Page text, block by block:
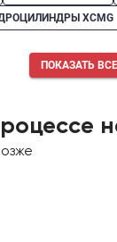
XCMG
ПОКАЗАТЬ